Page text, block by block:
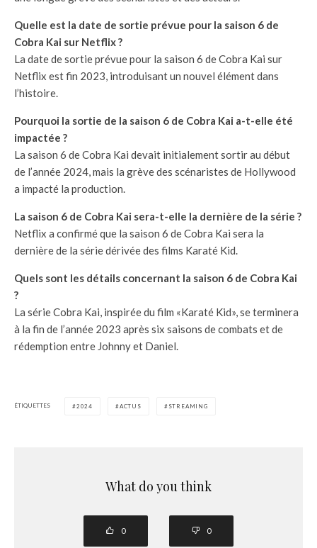
Quelle est la date de sortie prévue pour la saison 6 de
Cobra Kai sur Netflix ?
La date de sortie prévue pour la saison 6 de Cobra Kai sur
Netflix est fin 2023, introduisant un nouvel élément dans
l’histoire.
Pourquoi la sortie de la saison 6 de Cobra Kai a-t-elle été
impactée ?
La saison 6 de Cobra Kai devait initialement sortir au début
de l’année 2024, mais la grève des scénaristes de Hollywood
a impacté la production.
La saison 6 de Cobra Kai sera-t-elle la dernière de la série ?
Netflix a confirmé que la saison 6 de Cobra Kai sera la
dernière de la série dérivée des films Karaté Kid.
Quels sont les détails concernant la saison 6 de Cobra Kai
?
La série Cobra Kai, inspirée du film «Karaté Kid», se terminera
à la fin de l’année 2023 après six saisons de combats et de
rédemption entre Johnny et Daniel.
ÉTIQUETTES 2024 ACTUS STREAMING
What do you think
0 0